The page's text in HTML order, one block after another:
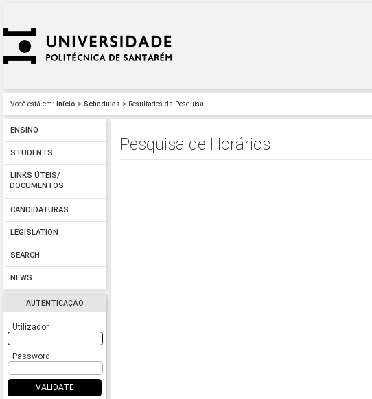
Você está em: Início > Schedules > Resultados da Pesquisa
ENSINO
STUDENTS
LINKS ÚTEIS/
DOCUMENTOS
CANDIDATURAS
LEGISLATION
SEARCH
NEWS
AUTENTICAÇÃO
Utilizador
Password
VALIDATE
Pesquisa de Horários